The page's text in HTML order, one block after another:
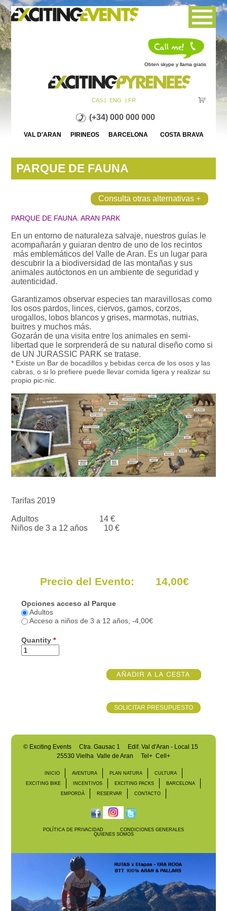
Jump to navigation
Obten skype y llama gratis
CAS | ENG | FR
(+34) 000 000 000
VAL D'ARAN PIRINEOS BARCELONA COSTA BRAVA
PARQUE DE FAUNA
Consulta otras alternativas +
PARQUE DE FAUNA. ARAN PARK
En un entorno de naturaleza salvaje, nuestros guías le
acompañarán y guiaran dentro de uno de los recintos
más emblemáticos del Valle de Aran. Es un lugar para
descubrir la a biodiversidad de las montañas y sus
animales autóctonos en un ambiente de seguridad y
autenticidad.
Garantizamos observar especies tan maravillosas como
los osos pardos, linces, ciervos, gamos, corzos,
urogallos, lobos blancos y grises, marmotas, nutrias,
buitres y muchos más.
Gozarán de una visita entre los animales en semi-
libertad que le sorprenderá de su natural diseño como si
de UN JURASSIC PARK se tratase.
* Existe un Bar de bocadillos y bebidas cerca de los osos y las
cabras, o si lo prefiere puede llevar comida ligera y realizar su
propio pic-nic.
Tarifas 2019
Adultos 14 €
Niños de 3 a 12 años 10 €
Precio del Evento: 14,00€
Opciones acceso al Parque
Adultos
Acceso a niños de 3 a 12 años, -4,00€
Quantity*
SOLICITAR PRESUPUESTO
©Exciting Events Ctra. Gausac 1 Edif. Val d'Aran - Local 15
25530 Vielha Valle de Aran
Tel+ Cell+
INICIO AVENTURA PLAN NATURA
CULTURA
EXCITING BIKE
INCENTIVOS EXCITING PACKS
BARCELONA
EMPORDÀ
RESERVAR CONTACTO
POLÍTICA DE PRIVACIDAD
CONDICIONES GENERALES
QUIENES SOMOS